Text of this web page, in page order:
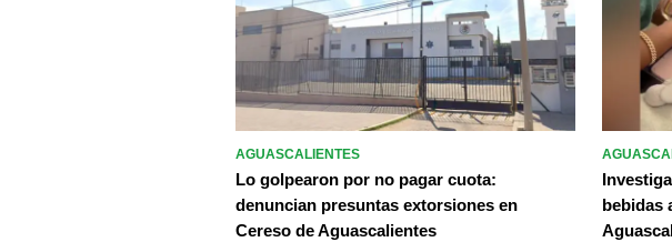
AGUASCALIENTES
Lo golpearon por no pagar cuota:
denuncian presuntas extorsiones en
Cereso de Aguascalientes
bebidas